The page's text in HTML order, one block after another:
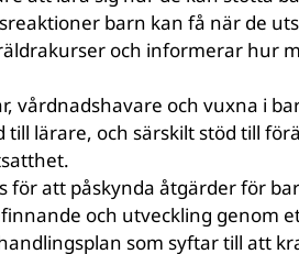
barn kan få när de
och informerar hur
vårdnadshavare och vuxna i
lärare, och särskilt stöd till
för att påskynda åtgärder för
och utveckling genom
som syftar till att